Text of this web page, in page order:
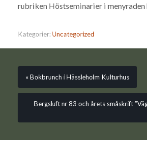
rubriken Höstseminarier i
Kategorier:Uncategorized
« Bokbrunch i Hässleholm Kulturhus
Bergsluft nr 83 och årets småskrift